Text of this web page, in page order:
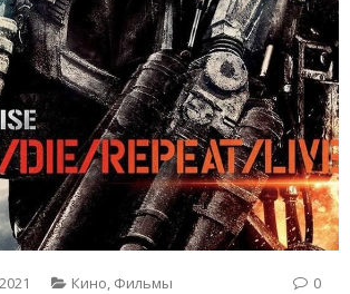
Кино, Фильмы 0